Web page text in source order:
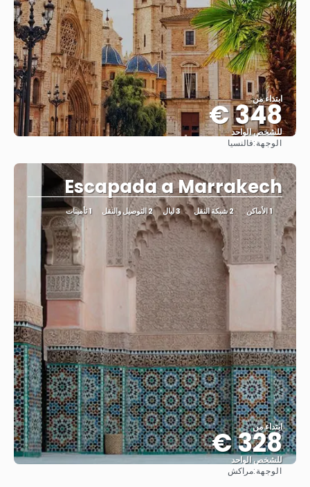
ابتداء من
348 €
للشخص الواحد
الوجهة:فالنسيا
Escapada a Marrakech
1 الأماكن 2 شبكة النقل 3 ليال 2 التوصيل والنقل 1 تأمينات
ابتداء من
328 €
للشخص الواحد
الوجهة:مراكش